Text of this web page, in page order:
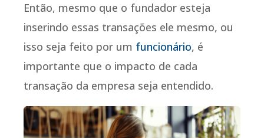
Então, mesmo que o fundador esteja
inserindo essas transações ele mesmo, ou
isso seja feito por um funcionário, é
importante que o impacto de cada
transação da empresa seja entendido.